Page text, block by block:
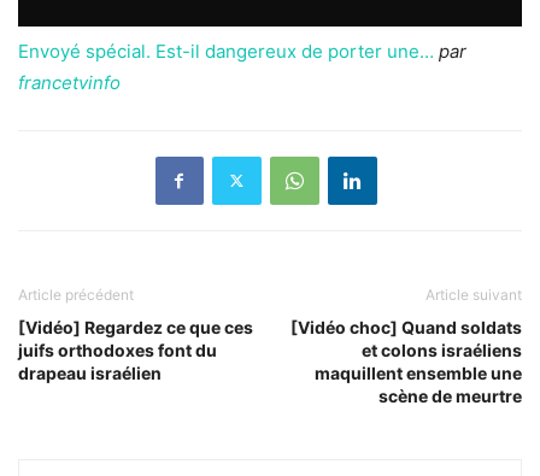
Envoyé spécial. Est-il dangereux de porter une… par
francetvinfo
Article précédent
[Vidéo] Regardez ce que ces
juifs orthodoxes font du
drapeau israélien
Article suivant
[Vidéo choc] Quand soldats
et colons israéliens
maquillent ensemble une
scène de meurtre